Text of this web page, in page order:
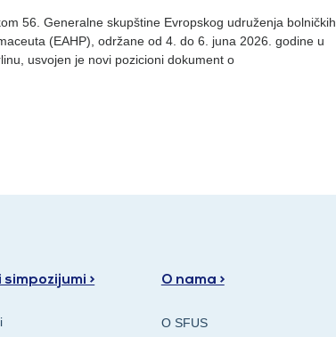
56. Generalne skupštine Evropskog udruženja bolničkih
(EAHP), održane od 4. do 6. juna 2026. godine u
usvojen je novi pozicioni dokument o
simpozijumi > O nama >
O SFUS